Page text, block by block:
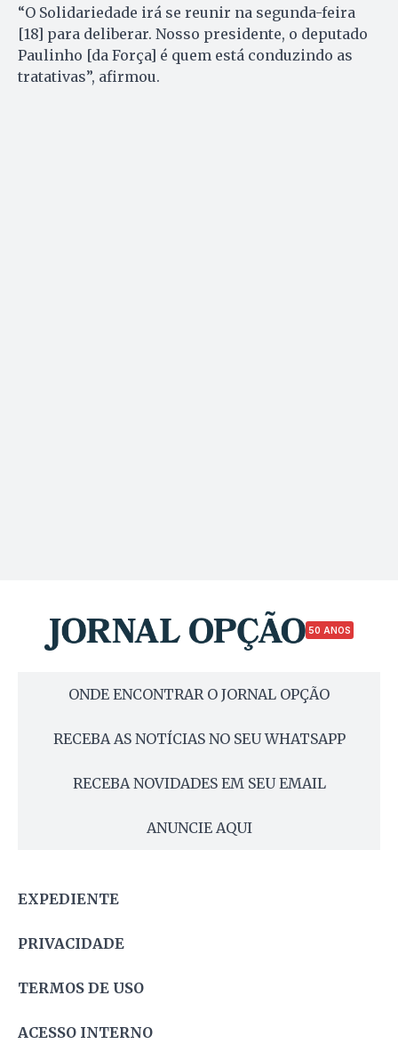
“O Solidariedade irá se reunir na segunda-feira
[18] para deliberar. Nosso presidente, o deputado
Paulinho [da Força] é quem está conduzindo as
tratativas”, afirmou.
50 ANOS
ONDE ENCONTRAR O JORNAL OPÇÃO
RECEBA AS NOTÍCIAS NO SEU WHATSAPP
RECEBA NOVIDADES EM SEU EMAIL
ANUNCIE AQUI
EXPEDIENTE
PRIVACIDADE
TERMOS DE USO
ACESSO INTERNO